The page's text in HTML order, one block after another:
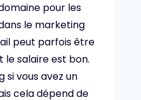
pour les
le marketing
peut parfois être
salaire est bon.
si vous avez un
cela dépend de